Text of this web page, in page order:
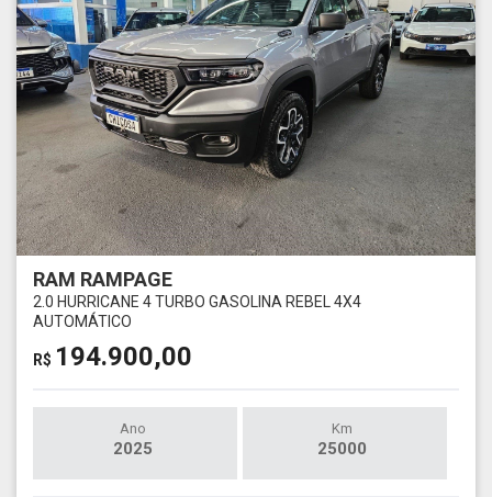
RAM RAMPAGE
2.0 HURRICANE 4 TURBO GASOLINA REBEL 4X4
AUTOMÁTICO
R$ 194.900,00
Ano
2025
Km
25000